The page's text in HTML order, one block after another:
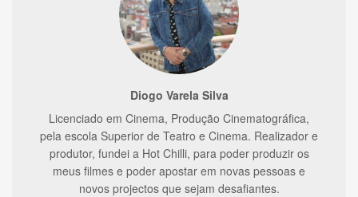
Diogo Varela Silva
Licenciado em Cinema, Produção Cinematográfica,
pela escola Superior de Teatro e Cinema. Realizador e
produtor, fundei a Hot Chilli, para poder produzir os
meus filmes e poder apostar em novas pessoas e
novos projectos que sejam desafiantes.